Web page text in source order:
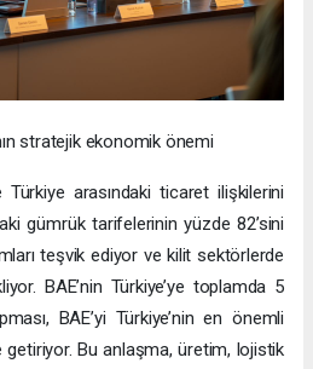
stratejik ekonomik önemi
Türkiye arasındaki ticaret ilişkilerini
gümrük tarifelerinin yüzde 82’sini
teşvik ediyor ve kilit sektörlerde
BAE’nin Türkiye’ye toplamda 5
BAE’yi Türkiye’nin en önemli
getiriyor. Bu anlaşma, üretim, lojistik